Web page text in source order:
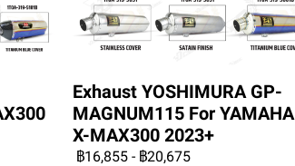
Exhaust YOSHIMURA GP-
MAGNUM115 For YAMAHA
X-MAX300 2023+
฿16,855 - ฿20,675